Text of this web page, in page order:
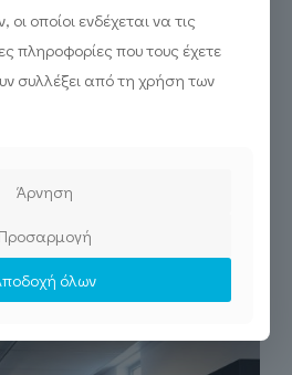
Καινοτομώ»:
οποίοι ενδέχεται να τις
πληροφορίες που τους έχετε
συλλέξει από τη χρήση των
Άρνηση
Προσαρμογή
όλων